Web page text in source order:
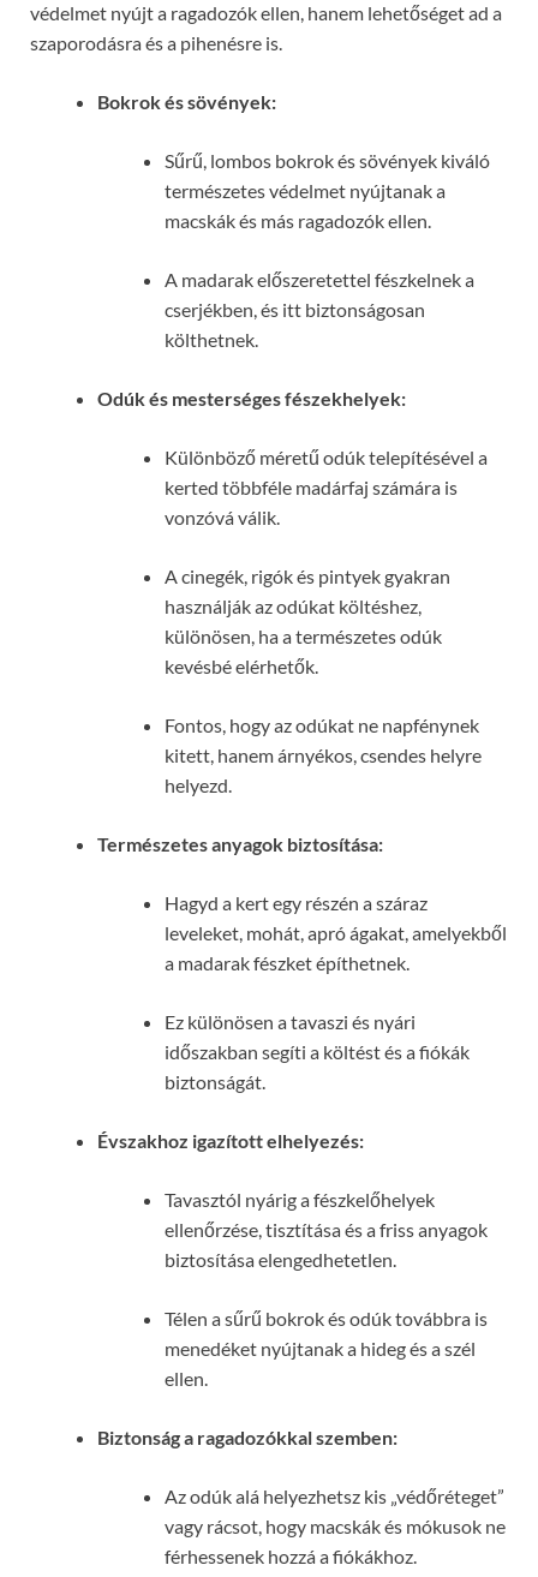
védelmet nyújt a ragadozók ellen, hanem lehetőséget ad a
szaporodásra és a pihenésre is.
Bokrok és sövények:
Sűrű, lombos bokrok és sövények kiváló
természetes védelmet nyújtanak a
macskák és más ragadozók ellen.
A madarak előszeretettel fészkelnek a
cserjékben, és itt biztonságosan
költhetnek.
Odúk és mesterséges fészekhelyek:
Különböző méretű odúk telepítésével a
kerted többféle madárfaj számára is
vonzóvá válik.
A cinegék, rigók és pintyek gyakran
használják az odúkat költéshez,
különösen, ha a természetes odúk
kevésbé elérhetők.
Fontos, hogy az odúkat ne napfénynek
kitett, hanem árnyékos, csendes helyre
helyezd.
Természetes anyagok biztosítása:
Hagyd a kert egy részén a száraz
leveleket, mohát, apró ágakat, amelyekből
a madarak fészket építhetnek.
Ez különösen a tavaszi és nyári
időszakban segíti a költést és a fiókák
biztonságát.
Évszakhoz igazított elhelyezés:
Tavasztól nyárig a fészkelőhelyek
ellenőrzése, tisztítása és a friss anyagok
biztosítása elengedhetetlen.
Télen a sűrű bokrok és odúk továbbra is
menedéket nyújtanak a hideg és a szél
ellen.
Biztonság a ragadozókkal szemben:
Az odúk alá helyezhetsz kis „védőréteget”
vagy rácsot, hogy macskák és mókusok ne
férhessenek hozzá a fiókákhoz.